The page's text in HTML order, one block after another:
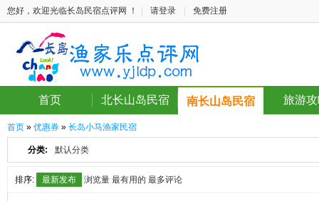
您好，欢迎光临长岛民宿点评网 ！ 请登录 免费注册
首页 北长山岛民宿 南长山岛民宿 旅游
首页 » 优惠券 » 长岛小马渔家民宿
分类: 默认分类
排序: 最新发布 浏览量 最有用的 最多评论